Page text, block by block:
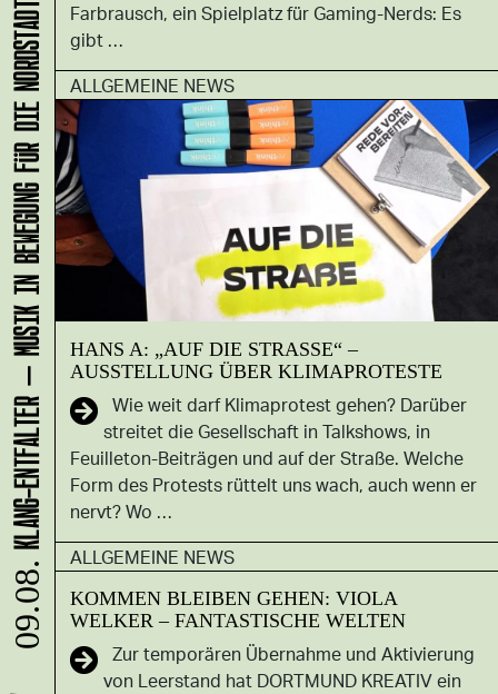
Farbrausch, ein Spielplatz für Gaming-Nerds: Es
gibt …
ALLGEMEINE NEWS
HANS A: „AUF DIE STRASSE“ – A
USSTELLUNG ÜBER KLIMAPROTESTE
Wie weit darf Klimaprotest gehen? Darüber
streitet die Gesellschaft in Talkshows, in
Feuilleton-Beiträgen und auf der Straße. Welche
Form des Protests rüttelt uns wach, auch wenn er
nervt? Wo …
ALLGEMEINE NEWS
KOMMEN BLEIBEN GEHEN: VIOLA
WELKER – FANTASTISCHE WELTEN
Zur temporären Übernahme und Aktivierung
von Leerstand hat DORTMUND KREATIV ein
09.08.
KLANG-ENTFALTER – MUSIK IN BEWEGUNG FÜR DIE NORDSTADT